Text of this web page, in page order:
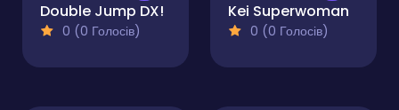
Double Jump DX!
0 (0 Голосів)
Kei Superwoman
0 (0 Голосів)